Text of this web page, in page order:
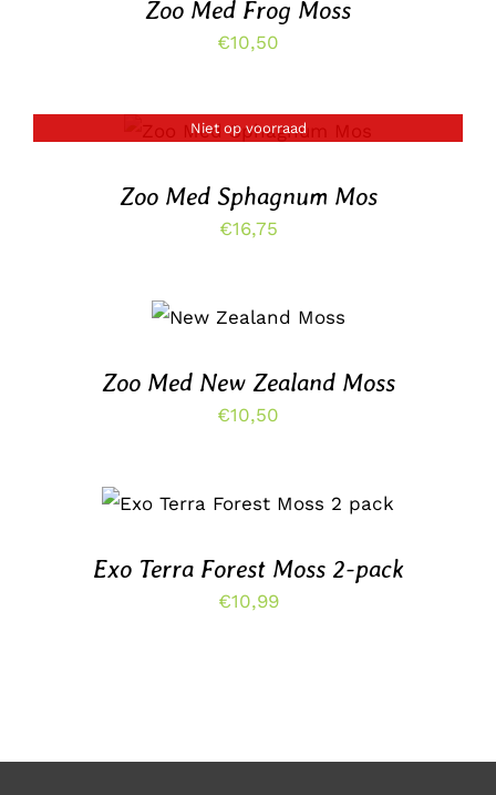
Zoo Med Frog Moss
€10,50
Niet op voorraad
DETAILS
Zoo Med Sphagnum Mos
€16,75
WINKELWAGEN
/
Zoo Med New Zealand Moss
€10,50
WINKELWAGEN
/
Exo Terra Forest Moss 2-pack
€10,99